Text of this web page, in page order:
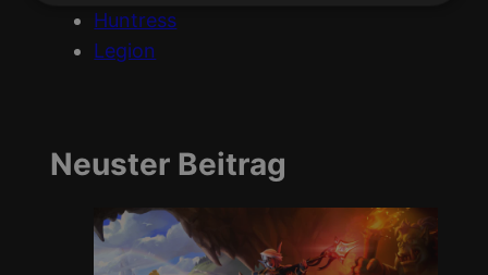
Huntress
Legion
Neuster Beitrag